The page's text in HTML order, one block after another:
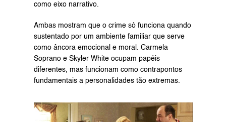
como eixo narrativo.
Ambas mostram que o crime só funciona quando
sustentado por um ambiente familiar que serve
como âncora emocional e moral. Carmela
Soprano e Skyler White ocupam papéis
diferentes, mas funcionam como contrapontos
fundamentais a personalidades tão extremas.